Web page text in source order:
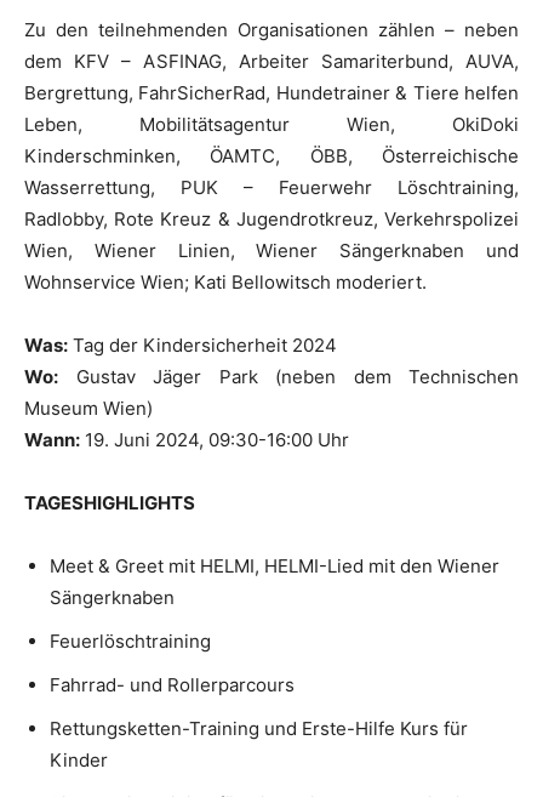
Zu den teilnehmenden Organisationen zählen – neben
dem KFV – ASFINAG, Arbeiter Samariterbund, AUVA,
Bergrettung, FahrSicherRad, Hundetrainer & Tiere helfen
Leben, Mobilitätsagentur Wien, OkiDoki
Kinderschminken, ÖAMTC, ÖBB, Österreichische
Wasserrettung, PUK – Feuerwehr Löschtraining,
Radlobby, Rote Kreuz & Jugendrotkreuz, Verkehrspolizei
Wien, Wiener Linien, Wiener Sängerknaben und
Wohnservice Wien; Kati Bellowitsch moderiert.
Was: Tag der Kindersicherheit 2024
Wo: Gustav Jäger Park (neben dem Technischen
Museum Wien)
Wann: 19. Juni 2024, 09:30-16:00 Uhr
TAGESHIGHLIGHTS
Meet & Greet mit HELMI, HELMI-Lied mit den Wiener
Sängerknaben
Feuerlöschtraining
Fahrrad- und Rollerparcours
Rettungsketten-Training und Erste-Hilfe Kurs für
Kinder